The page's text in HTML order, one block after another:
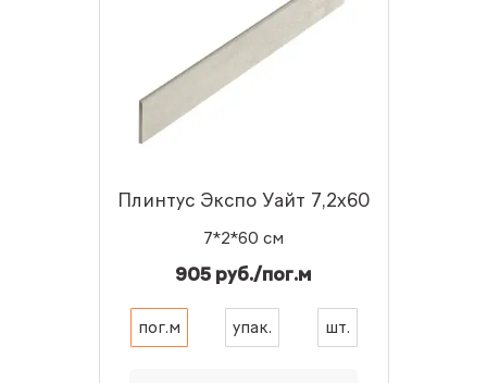
Плинтус Экспо Уайт 7,2x60
7*2*60 см
905 руб./пог.м
пог.м упак. шт.